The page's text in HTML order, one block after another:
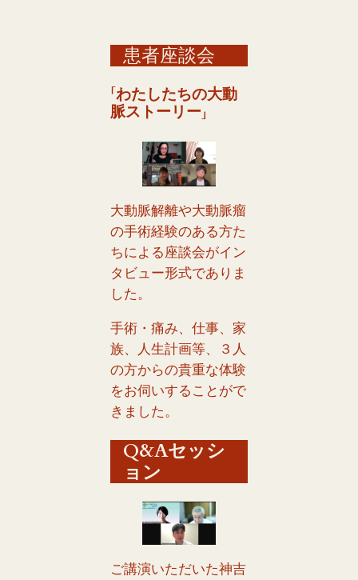
患者座談会
「わたしたちの大動
脈ストーリー」
大動脈解離や大動脈瘤
の手術経験のある方た
ちによる座談会がイン
タビュー形式でありま
した。
手術・痛み、仕事、家
族、人生計画等、３人
の方からの貴重な体験
をお伺いすることがで
きました。
Q&Aセッシ
ョン
ご講演いただいた神吉